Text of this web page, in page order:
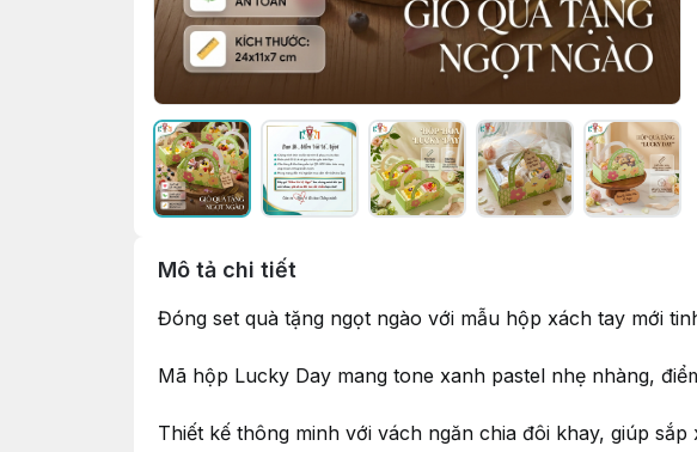
Mô tả chi tiết
Đóng set quà tặng ngọt ngào với mẫu hộp xách tay mới
Mã hộp Lucky Day mang tone xanh pastel nhẹ nhàng,
Thiết kế thông minh với vách ngăn chia đôi khay, giúp